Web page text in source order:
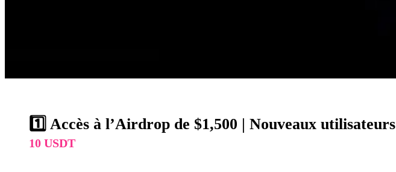
1️⃣ Accès à l’Airdrop de $1,500 | Nouveaux utilisateurs
10 USDT